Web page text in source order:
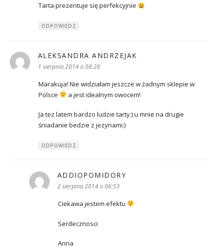
Tarta prezentuje się perfekcyjnie
ODPOWIEDZ
ALEKSANDRA ANDRZEJAK
1 sierpnia 2014 o 08:28
Marakuja! Nie widziałam jeszcze w żadnym sklepie w
Polsce
a jest idealnym owocem!
Ja tez latem bardzo ludzie tarty:) u mnie na drugie
śniadanie bedzie z jezynami:)
ODPOWIEDZ
ADDIOPOMIDORY
2 sierpnia 2014 o 06:53
Ciekawa jestem efektu
Serdecznosci
Anna